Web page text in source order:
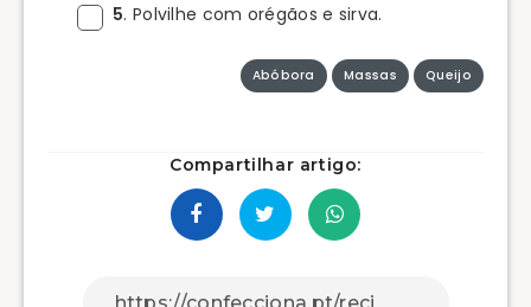
5. Polvilhe com orégãos e sirva.
Abóbora Massas Queijo
Compartilhar artigo: